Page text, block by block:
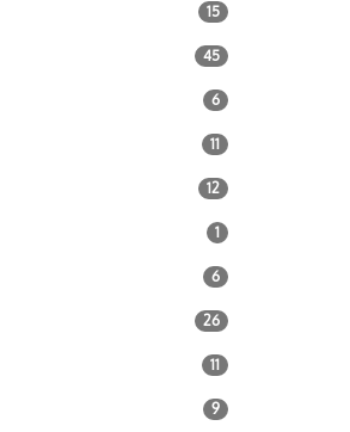
15
45
6
11
12
1
6
26
11
9